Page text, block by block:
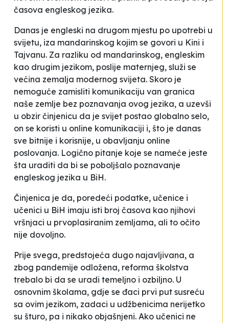
časova engleskog jezika.
Danas je engleski na drugom mjestu po upotrebi u
svijetu, iza mandarinskog kojim se govori u Kini i
Tajvanu. Za razliku od mandarinskog, engleskim
kao drugim jezikom, poslije maternjeg, služi se
većina zemalja modernog svijeta. Skoro je
nemoguće zamisliti komunikaciju van granica
naše zemlje bez poznavanja ovog jezika, a uzevši
u obzir činjenicu da je svijet postao globalno selo,
on se koristi u online komunikaciji i, što je danas
sve bitnije i korisnije, u obavljanju online
poslovanja. Logično pitanje koje se nameće jeste
šta uraditi da bi se poboljšalo poznavanje
engleskog jezika u BiH.
Činjenica je da, poredeći podatke, učenice i
učenici u BiH imaju isti broj časova kao njihovi
vršnjaci u prvoplasiranim zemljama, ali to očito
nije dovoljno.
Prije svega, predstojeća dugo najavljivana, a
zbog pandemije odložena, reforma školstva
trebalo bi da se uradi temeljno i ozbiljno. U
osnovnim školama, gdje se đaci prvi put susreću
sa ovim jezikom, zadaci u udžbenicima nerijetko
su šturo, pa i nikako objašnjeni. Ako učenici ne